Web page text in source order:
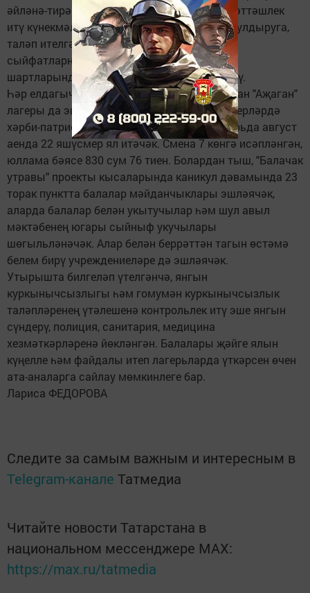
әйләнә-тирә дөнья белән конструктив хезмәттәшлек
итү күнекмәләренә, сәламәт яшәү рәвеше булдыруга,
таләп ителгән социаль һәм кулланылучы
сыйфатларны үстерүгә, палаткалар лагеры
шартларында уңай тәҗрибә туплауга өйрәтү.
Һәр елдагыча, быел да палаткалардан торган "Аҗаган"
лагеры да эшләячәк, аның бурычы - яшүсмерләрдә
хәрби-патриотик хисләр тәрбияләү. Ул лагерьда август
аенда 22 яшүсмер ял итәчәк. Смена 7 көнгә исәпләнгән,
юллама бәясе 830 сум 76 тиен. Болардан тыш, "Балачак
утравы" проекты кысаларында каникул дәвамында 23
торак пунктта балалар мәйданчыклары эшләячәк,
аларда балалар белән укытучылар һәм шул авыл
мәктәбенең югары сыйныф укучылары
шөгыльләнәчәк. Алар белән беррәттән тагын өстәмә
белем бирү учреждениеләре дә эшләячәк.
Утырышта билгеләп үтелгәнчә, янгын
куркынычсызлыгы һәм гомумән куркынычсызлык
таләпләренең үтәлешенә контрольлек итү эше янгын
сүндерү, полиция, санитария, медицина
хезмәткәрләренә йөкләнгән. Балалары җәйге ялын
күңелле һәм файдалы итеп лагерьларда үткәрсен өчен
ата-аналарга сайлау мөмкинлеге бар.
Лариса ФЕДОРОВА
Следите за самым важным и интересным в
Telegram-канале Татмедиа
Читайте новости Татарстана в
национальном мессенджере MАХ:
https://max.ru/tatmedia